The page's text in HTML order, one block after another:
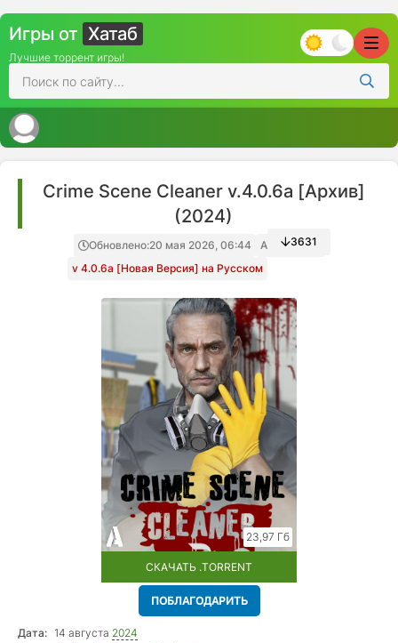
Игры от Хатаб
Лучшие торрент игры!
Crime Scene Cleaner v.4.0.6a [Архив]
(2024)
Обновлено:20 мая 2026, 06:44
Архив игры
v 4.0.6a [Новая Версия] на Русском
3631
23,97 Гб
СКАЧАТЬ .TORRENT
ПОБЛАГОДАРИТЬ
Дата: 14 августа 2024